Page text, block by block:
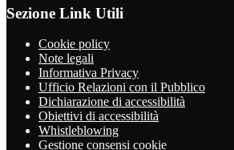
Sezione Link Utili
Cookie policy
Note legali
Informativa Privacy
Ufficio Relazioni con il Pubblico
Dichiarazione di accessibilità
Obiettivi di accessibilità
Whistleblowing
Gestione consensi cookie